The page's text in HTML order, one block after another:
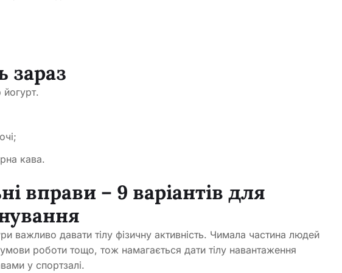
зараз
кава.
вправи – 9 варіантів для
важливо давати тілу фізичну активність. Чимала частина людей
роботи тощо, тож намагається дати тілу навантаження
у спортзалі.